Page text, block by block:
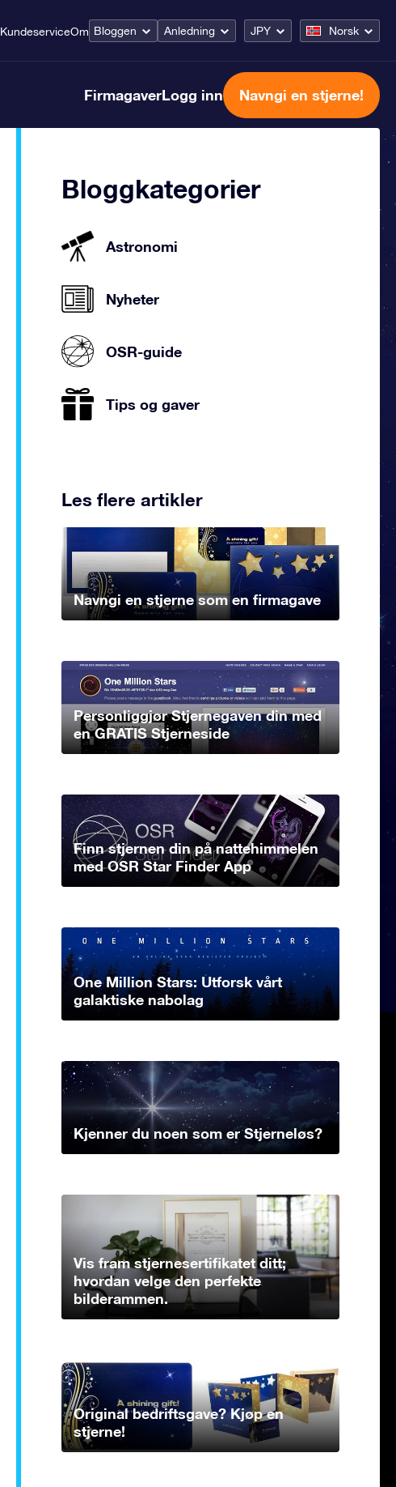
KundeserviceOm Bloggen Anledning JPY Norsk
FirmagaverLogg inn Navngi en stjerne!
Bloggkategorier
Astronomi
Nyheter
OSR-guide
Tips og gaver
Les flere artikler
Navngi en stjerne som en firmagave
Personliggjør Stjernegaven din med
en GRATIS Stjerneside
Finn stjernen din på nattehimmelen
med OSR Star Finder App
One Million Stars: Utforsk vårt
galaktiske nabolag
Kjenner du noen som er Stjerneløs?
Vis fram stjernesertifikatet ditt;
hvordan velge den perfekte
bilderammen.
Original bedriftsgave? Kjøp en
stjerne!